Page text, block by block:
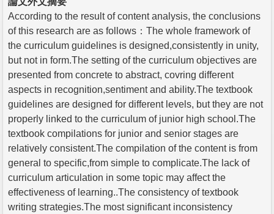
According to the result of content analysis, the conclusions
of this research are as follows：The whole framework of
the curriculum guidelines is designed,consistently in unity,
but not in form.The setting of the curriculum objectives are
presented from concrete to abstract, covring different
aspects in recognition,sentiment and ability.The textbook
guidelines are designed for different levels, but they are not
properly linked to the curriculum of junior high school.The
textbook compilations for junior and senior stages are
relatively consistent.The compilation of the content is from
general to specific,from simple to complicate.The lack of
curriculum articulation in some topic may affect the
effectiveness of learning..The consistency of textbook
writing strategies.The most significant inconsistency